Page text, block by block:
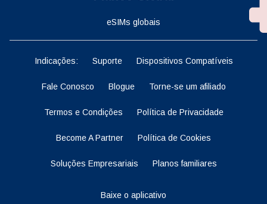
eSIMs globais
Indicações: Suporte Dispositivos Compatíveis
Fale Conosco Blogue Torne-se um afiliado
Termos e Condições Política de Privacidade
Become A Partner Política de Cookies
Soluções Empresariais Planos familiares
Baixe o aplicativo